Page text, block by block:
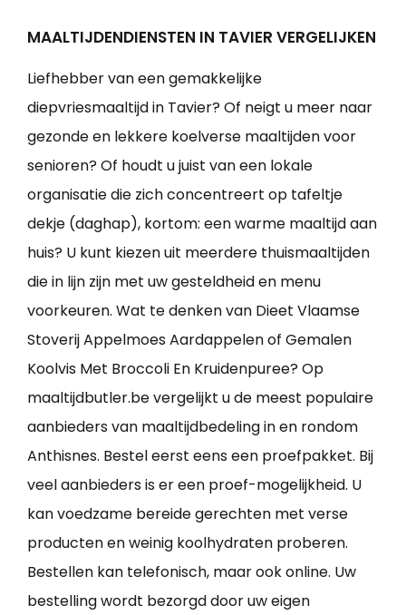
MAALTIJDENDIENSTEN IN TAVIER VERGELIJKEN
Liefhebber van een gemakkelijke
diepvriesmaaltijd in Tavier? Of neigt u meer naar
gezonde en lekkere koelverse maaltijden voor
senioren? Of houdt u juist van een lokale
organisatie die zich concentreert op tafeltje
dekje (daghap), kortom: een warme maaltijd aan
huis? U kunt kiezen uit meerdere thuismaaltijden
die in lijn zijn met uw gesteldheid en menu
voorkeuren. Wat te denken van Dieet Vlaamse
Stoverij Appelmoes Aardappelen of Gemalen
Koolvis Met Broccoli En Kruidenpuree? Op
maaltijdbutler.be vergelijkt u de meest populaire
aanbieders van maaltijdbedeling in en rondom
Anthisnes. Bestel eerst eens een proefpakket. Bij
veel aanbieders is er een proef-mogelijkheid. U
kan voedzame bereide gerechten met verse
producten en weinig koolhydraten proberen.
Bestellen kan telefonisch, maar ook online. Uw
bestelling wordt bezorgd door uw eigen